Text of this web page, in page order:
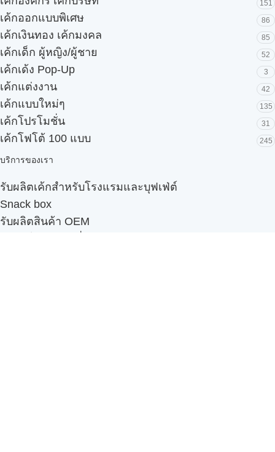
151
เค้กออกแบบพิเศษ 86
เค้กเงินทอง เค้กมงคล 85
เค้กเด็ก ผู้หญิง/ผู้ชาย 52
เค้กเด้ง Pop-Up 3
เค้กแต่งงาน 42
เค้กแบบใหม่ๆ 135
เค้กโปรโมชั่น 31
เค้กโฟโต้ 100 แบบ 245
บริการของเรา
รับผลิตเค้กสำหรับโรงแรมและบุฟเฟ่ต์
Snack box
รับผลิตสินค้า OEM